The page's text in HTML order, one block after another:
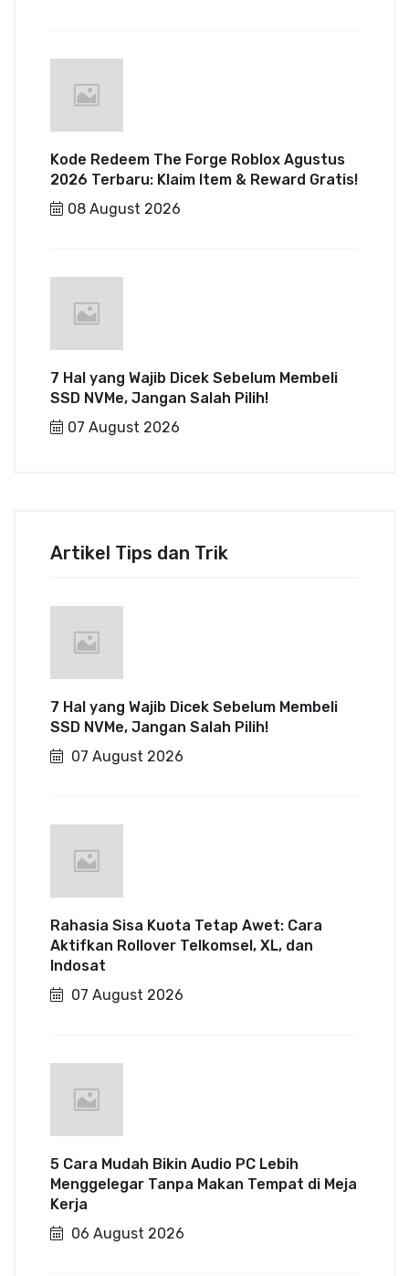
Kode Redeem The Forge Roblox Agustus
2026 Terbaru: Klaim Item & Reward Gratis!
08 August 2026
7 Hal yang Wajib Dicek Sebelum Membeli
SSD NVMe, Jangan Salah Pilih!
07 August 2026
Artikel Tips dan Trik
7 Hal yang Wajib Dicek Sebelum Membeli
SSD NVMe, Jangan Salah Pilih!
07 August 2026
Rahasia Sisa Kuota Tetap Awet: Cara
Aktifkan Rollover Telkomsel, XL, dan
Indosat
07 August 2026
5 Cara Mudah Bikin Audio PC Lebih
Menggelegar Tanpa Makan Tempat di Meja
Kerja
06 August 2026